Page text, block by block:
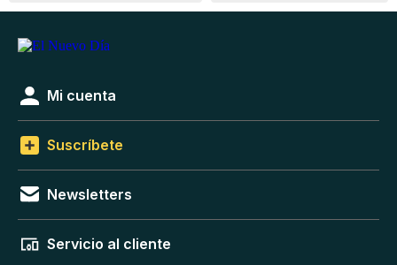
Mi cuenta
Suscríbete
Newsletters
Servicio al cliente